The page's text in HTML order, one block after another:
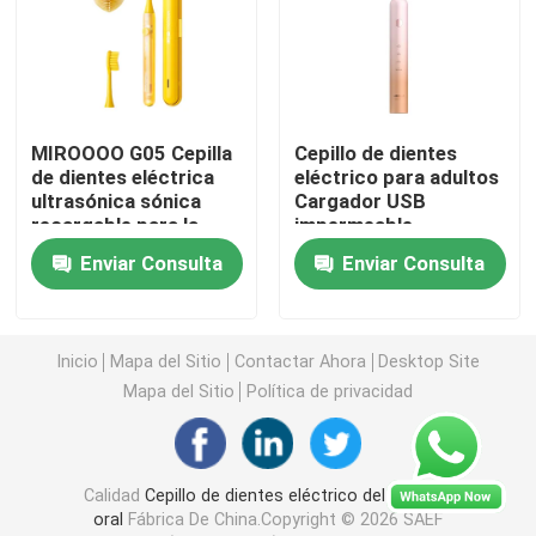
cepillo de dientes eléctrico recargable
Cepillo de dientes eléctrico de los niños
Sonic Electric Toothbrush
Cepillo de dientes eléctrico elegante
MIROOOO G05 Cepilla
de dientes eléctrica
ultrasónica sónica
recargable para la
limpieza oral de
adultosEnviar Consulta
Cepillo de dientes
eléctrico para adultos
Cargador USB
impermeable
recargable IPX7
potente con estuche
de transporte
Enviar Consulta
Inicio Mapa del Sitio Contactar Ahora
Desktop Site
Mapa del Sitio
Política de privacidad
Calidad Cepillo de dientes eléctrico del cuidado
oral
Fábrica De China.Copyright © 2026 SAEF